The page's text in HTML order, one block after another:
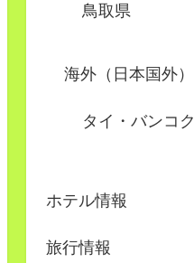
鳥取県
海外（日本国外）
タイ・バンコク
ホテル情報
旅行情報